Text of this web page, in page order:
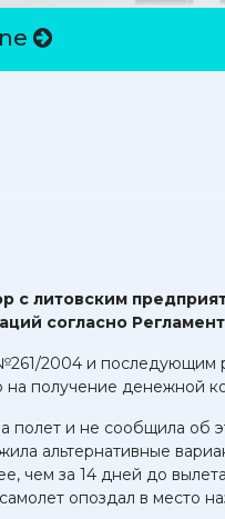
с литовским
согласно
2004 и последующим
на получение денежной
полет и не сообщила об
альтернативные
чем за 14 дней до
опоздал в место